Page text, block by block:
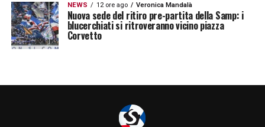
NEWS 12 ore ago Veronica Mandalà
Nuova sede del ritiro pre-partita della Samp: i
blucerchiati si ritroveranno vicino piazza
Corvetto